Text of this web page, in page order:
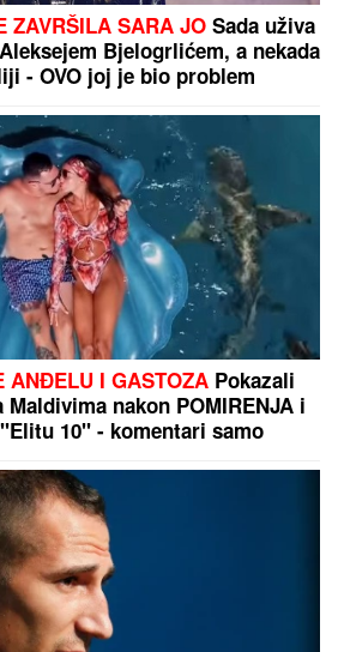
ZAVRŠILA SARA JO Sada uživa
Bjelogrlićem, a nekada
- OVO joj je bio problem
ANĐELU I GASTOZA Pokazali
nakon POMIRENJA i
10" - komentari samo